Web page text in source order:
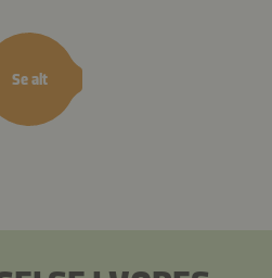
Se alt